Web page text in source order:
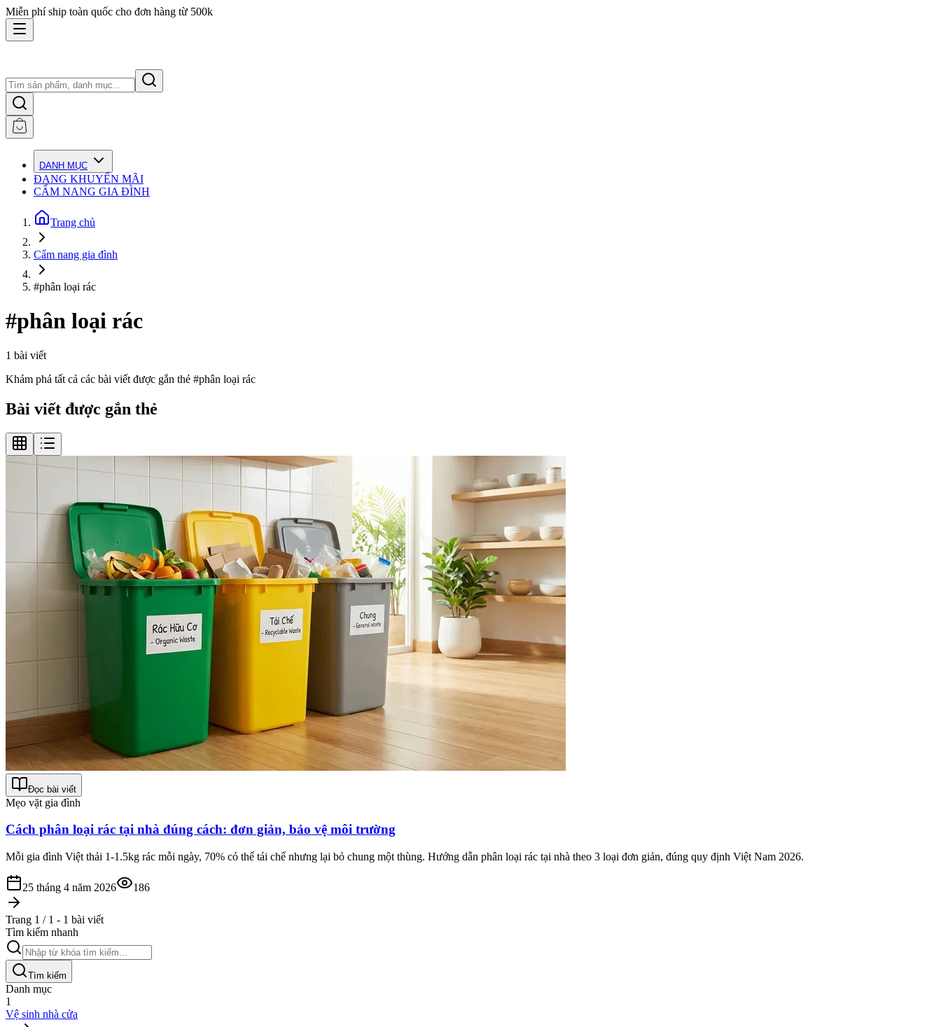
Miễn phí ship toàn quốc cho đơn hàng từ 500k
DANH MỤC
ĐANG KHUYẾN MÃI
CẨM NANG GIA ĐÌNH
Trang chủ
Cẩm nang gia đình
#phân loại rác
#phân loại rác
1 bài viết
Khám phá tất cả các bài viết được gắn thẻ #phân loại rác
Bài viết được gắn thẻ
Đọc bài viết
Mẹo vặt gia đình
Cách phân loại rác tại nhà đúng cách: đơn giản, bảo vệ môi trường
Mỗi gia đình Việt thải 1-1.5kg rác mỗi ngày, 70% có thể tái chế nhưng lại bỏ chung một thùng. Hướng dẫn phân loại rác tại nhà theo 3 loại đơn giản, đúng quy định Việt Nam 2026.
25 tháng 4 năm 2026 186
Trang 1 / 1 - 1 bài viết
Tìm kiếm nhanh
Tìm kiếm
Danh mục
1
Vệ sinh nhà cửa